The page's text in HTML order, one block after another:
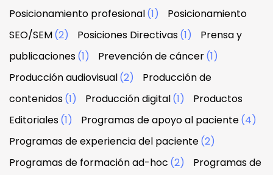
Posicionamiento profesional(1)
Posicionamiento
SEO/SEM(2) Posiciones Directivas(1)
Prensa y
publicaciones(1) Prevención de cáncer(1)
Producción audiovisual(2)
Producción de
contenidos(1) Producción digital(1)
Productos
Editoriales(1) Programas de apoyo al paciente(4)
Programas de experiencia del paciente(2)
Programas de formación ad-hoc (2)
Programas de